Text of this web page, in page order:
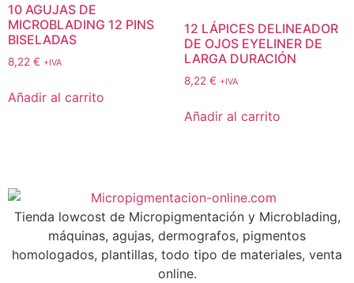
10 AGUJAS DE
MICROBLADING 12 PINS
BISELADAS
8,22 € +IVA
Añadir al carrito
12 LÁPICES DELINEADOR
DE OJOS EYELINER DE
LARGA DURACIÓN
8,22 € +IVA
Añadir al carrito
Tienda lowcost de Micropigmentación y Microblading,
máquinas, agujas, dermografos, pigmentos
homologados, plantillas, todo tipo de materiales, venta
online.